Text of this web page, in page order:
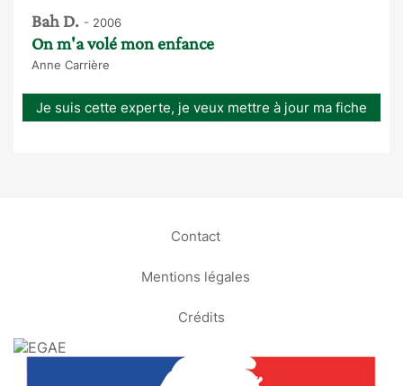
Bah D. - 2006
On m'a volé mon enfance
Anne Carrière
Je suis cette experte, je veux mettre à jour ma fiche
Contact
Mentions légales
Crédits